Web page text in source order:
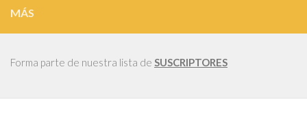
MÁS
Forma parte de nuestra lista de SUSCRIPTORES